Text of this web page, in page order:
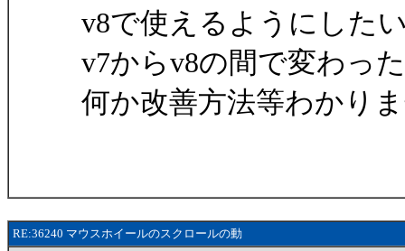
v8で使えるようにした
v7からv8の間で変わっ
何か改善方法等わかり
RE:36240 マウスホイールのスクロールの動